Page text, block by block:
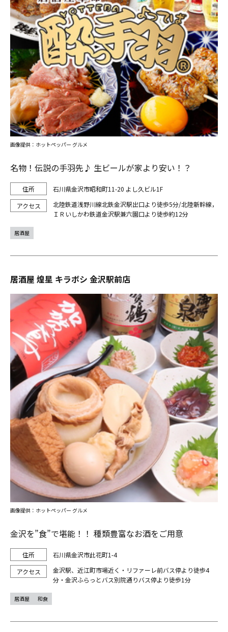
名物！伝説の手羽先♪ 生ビールが家より安い！？
石川県金沢市昭和町11-20 よし久ビル1F
北陸鉄道浅野川線北鉄金沢駅出口より徒歩5分/北陸新幹線，
ＩＲいしかわ鉄道金沢駅兼六園口より徒歩約12分
画像提供：ホットペッパー グルメ
居酒屋
居酒屋 煌星 キラボシ 金沢駅前店
金沢を”食”で堪能！！ 種類豊富なお酒をご用意
石川県金沢市此花町1-4
金沢駅、近江町市場近く・リファーレ前バス停より徒歩4
分・金沢ふらっとバス別院通りバス停より徒歩1分
画像提供：ホットペッパー グルメ
居酒屋 和食